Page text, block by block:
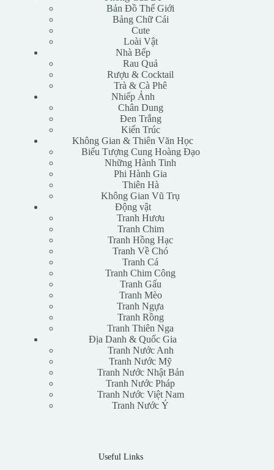
Bản Đồ Thế Giới
Bảng Chữ Cái
Cute
Loài Vật
Nhà Bếp
Rau Quả
Rượu & Cocktail
Trà & Cà Phê
Nhiếp Ảnh
Chân Dung
Đen Trắng
Kiến Trúc
Không Gian & Thiên Văn Học
Biểu Tượng Cung Hoàng Đạo
Những Hành Tinh
Phi Hành Gia
Thiên Hà
Không Gian Vũ Trụ
Động vật
Tranh Hươu
Tranh Chim
Tranh Hồng Hạc
Tranh Về Chó
Tranh Cá
Tranh Chim Công
Tranh Gấu
Tranh Mèo
Tranh Ngựa
Tranh Rồng
Tranh Thiên Nga
Địa Danh & Quốc Gia
Tranh Nước Anh
Tranh Nước Mỹ
Tranh Nước Nhật Bản
Tranh Nước Pháp
Tranh Nước Việt Nam
Tranh Nước Ý
Useful Links